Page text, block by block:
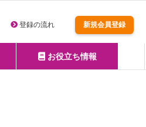
登録の流れ 新規会員登録
お役立ち情報